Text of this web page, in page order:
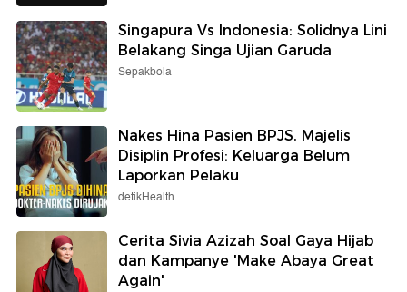
Singapura Vs Indonesia: Solidnya Lini
Belakang Singa Ujian Garuda
Sepakbola
Nakes Hina Pasien BPJS, Majelis
Disiplin Profesi: Keluarga Belum
Laporkan Pelaku
detikHealth
Cerita Sivia Azizah Soal Gaya Hijab
dan Kampanye 'Make Abaya Great
Again'